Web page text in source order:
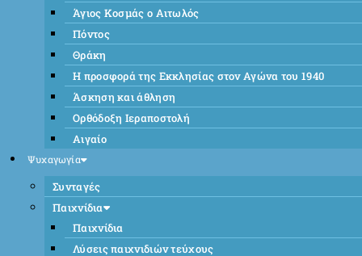
Άγιος Κοσμάς ο Αιτωλός
Πόντος
Θράκη
Η προσφορά της Εκκλησίας στον Αγώνα του 1940
Άσκηση και άθληση
Ορθόδοξη Ιεραποστολή
Αιγαίο
Ψυχαγωγία
Συνταγές
Παιχνίδια
Παιχνίδια
Λύσεις παιχνιδιών τεύχους